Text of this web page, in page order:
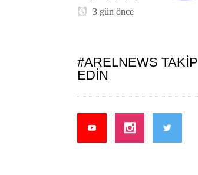
3 gün önce
#ARELNEWS TAKIP
EDIN